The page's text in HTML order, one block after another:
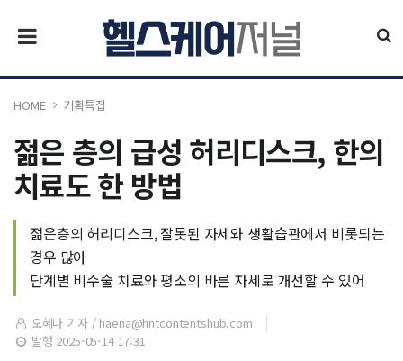
HOME 기획특집
젊은 층의 급성 허리디스크, 한의
치료도 한 방법
젊은층의 허리디스크, 잘못된 자세와 생활습관에서 비롯되는
경우 많아
단계별 비수술 치료와 평소의 바른 자세로 개선할 수 있어
오혜나 기자 / haena@hntcontentshub.com
발행 2025-05-14 17:31